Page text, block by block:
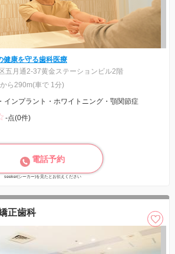
健康を守る歯科医療
五月通2-37黄金ステーションビル2階
ら290m(車で 1分)
インプラント・ホワイトニング・顎関節症
-点(0件)
電話予約
seeker(シーカー)を見たとお伝えください
正歯科